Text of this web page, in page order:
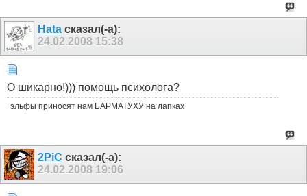
Hata сказал(-а):
24.02.2008 15:38
О шикарно!))) помощь психолога?
эльфы приносят нам БАРМАТУХУ на лапках
2PiC сказал(-а):
24.02.2008 19:06